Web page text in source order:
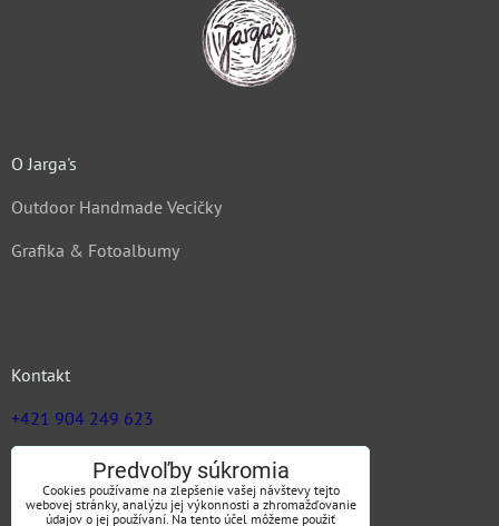
O Jarga's
Outdoor Handmade Vecičky
Grafika & Fotoalbumy
Kontakt
+421 904 249 623
zuz@jargas.skPredvoľby súkromia
Cookies používame na zlepšenie vašej návštevy tejto
webovej stránky, analýzu jej výkonnosti a zhromažďovanie
údajov o jej používaní. Na tento účel môžeme použiť